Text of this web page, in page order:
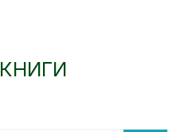
КНИГИ